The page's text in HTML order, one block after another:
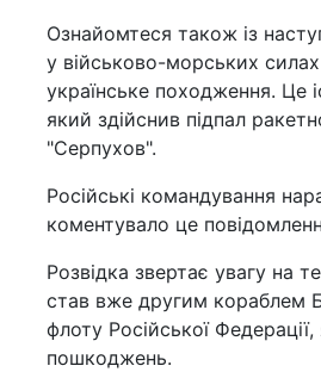
Ознайомтеся також із
у військово-морських силах
українське походження. Це
який здійснив підпал
"Серпухов".
Російські командування
коментувало це
Розвідка звертає увагу на
став вже другим кораблем
флоту Російської
пошкоджень.